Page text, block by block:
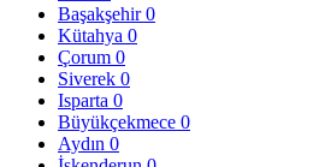
Başakşehir0
Kütahya 0
Çorum 0
Siverek 0
Isparta 0
Büyükçekmece 0
Aydın 0